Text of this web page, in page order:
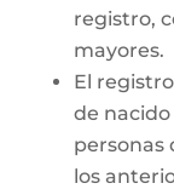
registro,
mayores.
El
de
personas
los